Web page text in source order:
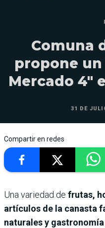
Comuna
propone
Mercado 4″
31 DE
Compartir en redes
Una variedad de frutas,
artículos de la canasta
naturales y gastronomía